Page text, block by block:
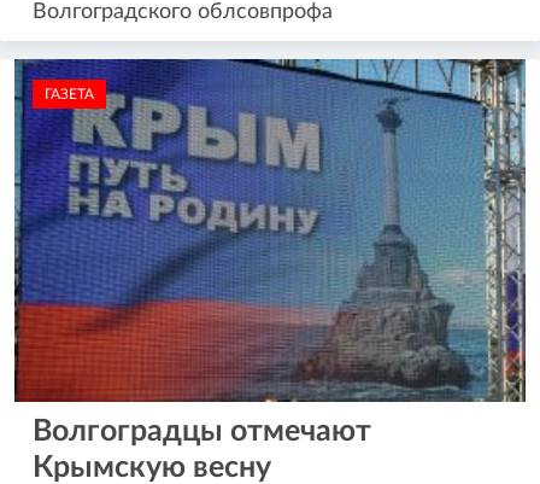
Волгоградского облсовпрофа
ГАЗЕТА
Волгоградцы отмечают
Крымскую весну